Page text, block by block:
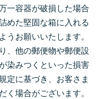
一容器が破損した場合
めた堅固な箱に入れる
お願いいたします。
、他の郵便物や郵便設
染みつくといった損害
定に基づき、お客さま
場合がございます。